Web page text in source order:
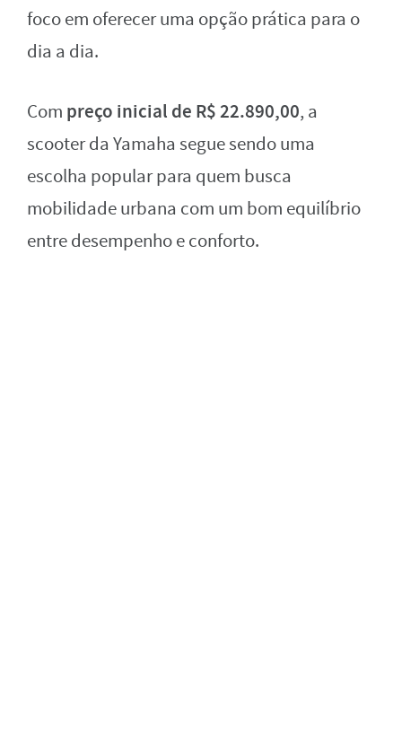
foco em oferecer uma opção prática para o
dia a dia.
Com preço inicial de R$ 22.890,00, a
scooter da Yamaha segue sendo uma
escolha popular para quem busca
mobilidade urbana com um bom equilíbrio
entre desempenho e conforto.